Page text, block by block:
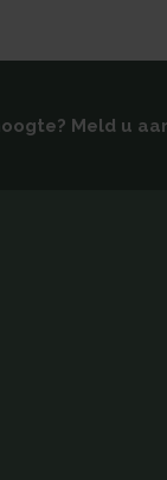
Meld u